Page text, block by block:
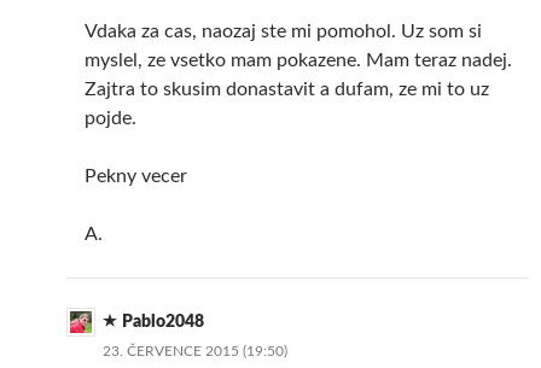
Vdaka za cas, naozaj ste mi pomohol. Uz som si
myslel, ze vsetko mam pokazene. Mam teraz nadej.
Zajtra to skusim donastavit a dufam, ze mi to uz
pojde.
Pekny vecer
A.
Pablo2048
23. ČERVENCE 2015 (19:50)